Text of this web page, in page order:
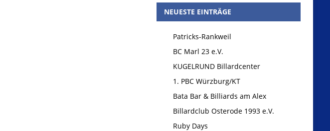
NEUESTE EINTRÄGE
Patricks-Rankweil
BC Marl 23 e.V.
KUGELRUND Billardcenter
1. PBC Würzburg/KT
Bata Bar & Billiards am Alex
Billardclub Osterode 1993 e.V.
Ruby Days